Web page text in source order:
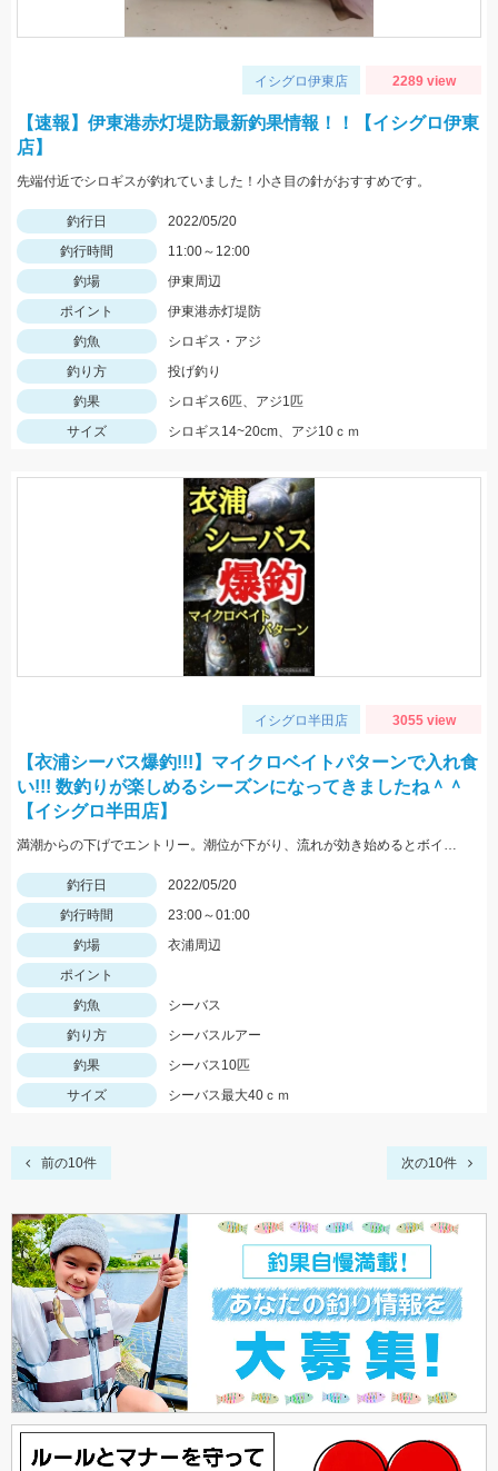
イシグロ伊東店 2289 view
【速報】伊東港赤灯堤防最新釣果情報！！【イシグロ伊東
店】
先端付近でシロギスが釣れていました！小さ目の針がおすすめです。
釣行日
2022/05/20
釣行時間
11:00～12:00
釣場
伊東周辺
ポイント
伊東港赤灯堤防
釣魚
シロギス・アジ
釣り方
投げ釣り
釣果
シロギス6匹、アジ1匹
サイズ
シロギス14~20cm、アジ10ｃｍ
イシグロ半田店 3055 view
【衣浦シーバス爆釣!!!】マイクロベイトパターンで入れ食
い!!! 数釣りが楽しめるシーズンになってきましたね＾＾
【イシグロ半田店】
満潮からの下げでエントリー。潮位が下がり、流れが効き始めるとボイル多数。小型ルアーでスローで巻くと効果的でした。
釣行日
2022/05/20
釣行時間
23:00～01:00
釣場
衣浦周辺
ポイント
釣魚
シーバス
釣り方
シーバスルアー
釣果
シーバス10匹
サイズ
シーバス最大40ｃｍ
前の10件 次の10件